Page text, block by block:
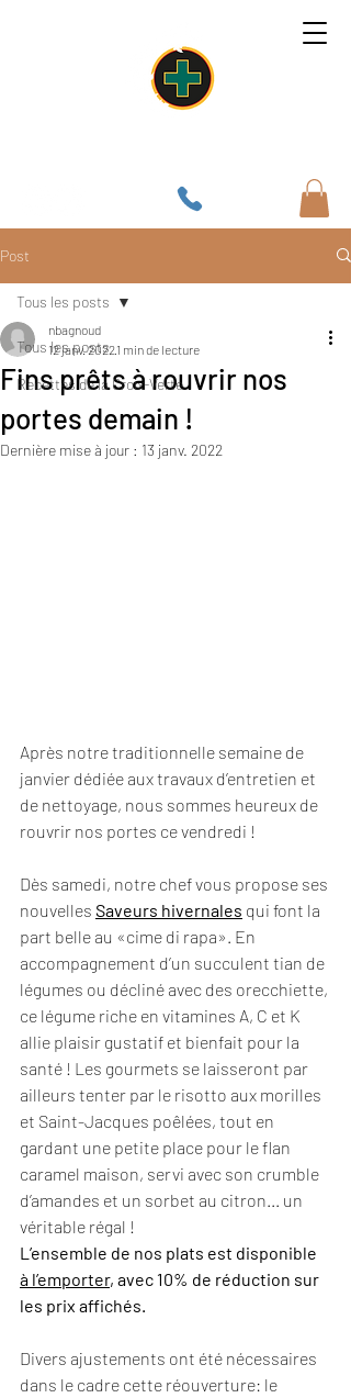
Post
Tous les posts
Recettes de la Croix-Verte
Tous les posts
Fins prêts à rouvrir nos
portes demain !
nbagnoud
12 janv. 20221 min de lecture
Dernière mise à jour : 13 janv. 2022
Après notre traditionnelle semaine de
janvier dédiée aux travaux d’entretien et
de nettoyage, nous sommes heureux de
rouvrir nos portes ce vendredi !
Dès samedi, notre chef vous propose ses
nouvelles Saveurs hivernales qui font la
part belle au «cime di rapa». En
accompagnement d’un succulent tian de
légumes ou décliné avec des orecchiette,
ce légume riche en vitamines A, C et K
allie plaisir gustatif et bienfait pour la
santé ! Les gourmets se laisseront par
ailleurs tenter par le risotto aux morilles
et Saint-Jacques poêlées, tout en
gardant une petite place pour le flan
caramel maison, servi avec son crumble
d’amandes et un sorbet au citron... un
véritable régal !
L’ensemble de nos plats est disponible
à l’emporter, avec 10% de réduction sur
les prix affichés.
Divers ajustements ont été nécessaires
dans le cadre cette réouverture: le